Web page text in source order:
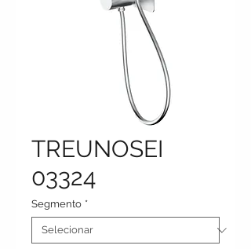
TREUNOSEI
03324
Segmento *